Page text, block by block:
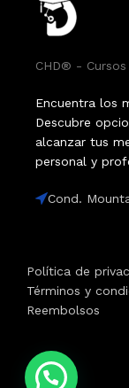
CHD® -
Encuentra los
Descubre
alcanzar tus
personal y
Cond.
Política de
Términos y
Reembolsos